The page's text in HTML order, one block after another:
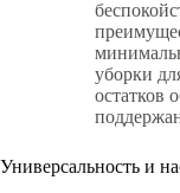
уборки
остатков
Универсальность и